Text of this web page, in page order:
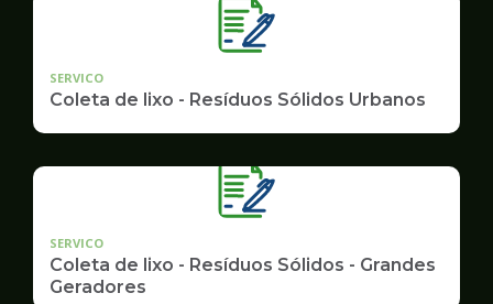
SERVICO
Coleta de lixo - Resíduos Sólidos Urbanos
SERVICO
Coleta de lixo - Resíduos Sólidos - Grandes
Geradores